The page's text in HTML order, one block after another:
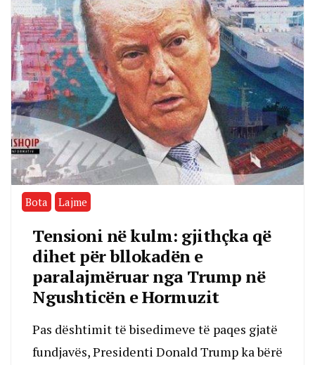
Bota Lajme
Tensioni në kulm: gjithçka që
dihet për bllokadën e
paralajmëruar nga Trump në
Ngushticën e Hormuzit
Pas dështimit të bisedimeve të paqes gjatë
fundjavës, Presidenti Donald Trump ka bërë